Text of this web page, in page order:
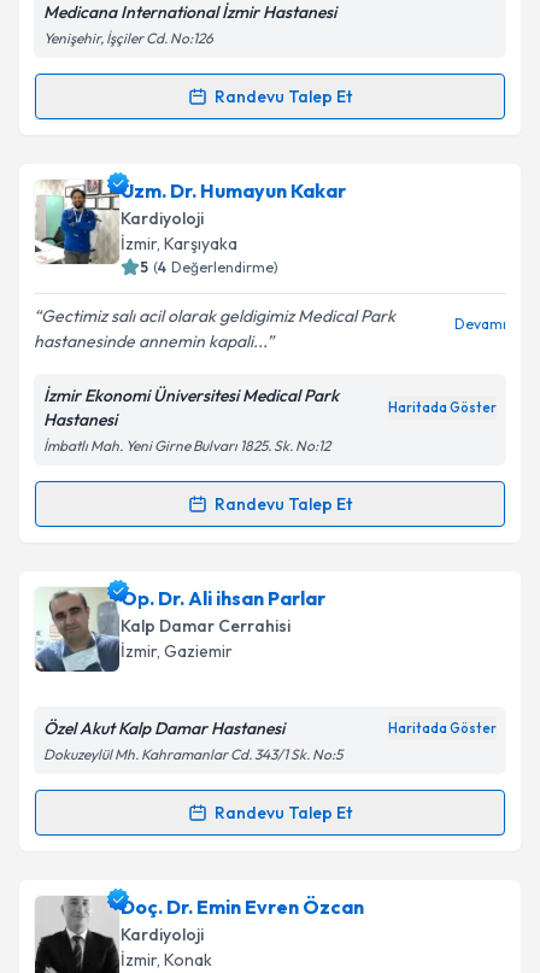
Kişisel verilerimin işlenmesine ilişkin
Metni'ni okudum ve kişisel verilerimin belirtilen
Takvim Talebini Gönder
Medicana International İzmir Hastanesi
Yenişehir, İşçiler Cd. No:126
Randevu Talep Et
Randevu Takvimi Talebi
Doç. Dr. Mehmet Fatih Ayıkiçin randevu takvimi
talebi oluşturun. Size bu uzmandan randevu almanız
için bir takvim hazırlandığında e-posta ile
bilgilendireceğiz.
E-posta Adresiniz
Kişisel verilerimin işlenmesine ilişkin
Metni'ni okudum ve kişisel verilerimin belirtilen
kapsamda işlenmesini kabul ediyorum.
Uzm. Dr. Humayun Kakar
Kardiyoloji
İzmir, Karşıyaka
5 (4 Değerlendirme)
Gectimiz salı acil olarak geldigimiz Medical Park
hastanesinde annemin kapali...
Devamı
İzmir Ekonomi Üniversitesi Medical Park
Hastanesi
Haritada Göster
İmbatlı Mah. Yeni Girne Bulvarı 1825. Sk. No:12
Randevu Talep Et
Randevu Takvimi Talebi
Uzm. Dr. Humayun Kakariçin randevu takvimi talebi
oluşturun. Size bu uzmandan randevu almanız için bir
takvim hazırlandığında e-posta ile bilgilendireceğiz.
Kişisel verilerimin işlenmesine ilişkin
Metni'ni okudum ve kişisel verilerimin belirtilen
Takvim Talebini Gönder
Op. Dr. Ali ihsan Parlar
Kalp Damar Cerrahisi
İzmir, Gaziemir
Özel Akut Kalp Damar Hastanesi Haritada Göster
Dokuzeylül Mh. Kahramanlar Cd. 343/1 Sk. No:5
Randevu Talep Et
Randevu Takvimi Talebi
Op. Dr. Ali ihsan Parlariçin randevu takvimi talebi
oluşturun. Size bu uzmandan randevu almanız için bir
takvim hazırlandığında e-posta ile bilgilendireceğiz.
Doç. Dr. Emin Evren Özcan
Kardiyoloji
İzmir, Konak